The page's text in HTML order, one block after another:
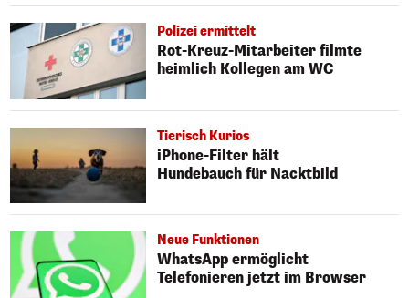
Polizei ermittelt
Rot-Kreuz-Mitarbeiter filmte
heimlich Kollegen am WC
Tierisch Kurios
iPhone-Filter hält
Hundebauch für Nacktbild
Neue Funktionen
WhatsApp ermöglicht
Telefonieren jetzt im Browser